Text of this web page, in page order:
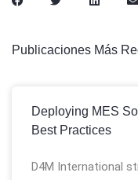
Publicaciones Más
Deploying MES
Best Practices
D4M International